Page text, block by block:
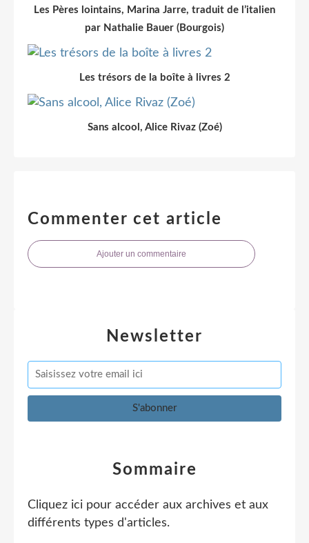
Les Pères lointains, Marina Jarre, traduit de l’italien
par Nathalie Bauer (Bourgois)
Les trésors de la boîte à livres 2
Sans alcool, Alice Rivaz (Zoé)
Commenter cet article
Ajouter un commentaire
Newsletter
Sommaire
Cliquez ici pour accéder aux archives et aux
différents types d'articles.